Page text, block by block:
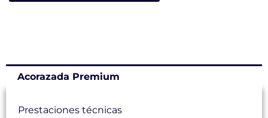
Acorazada Premium
Prestaciones técnicas